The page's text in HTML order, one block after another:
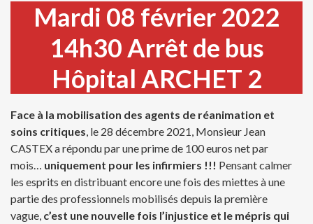
Mardi 08 février 2022
14h30 Arrêt de bus
Hôpital ARCHET 2
Face à la mobilisation des agents de réanimation et
soins critiques , le 28 décembre 2021, Monsieur Jean
CASTEX a répondu par une prime de 100 euros net par
mois… uniquement pour les infirmiers !!! Pensant calmer
les esprits en distribuant encore une fois des miettes à une
partie des professionnels mobilisés depuis la première
vague, c’est une nouvelle fois l’injustice et le mépris qui